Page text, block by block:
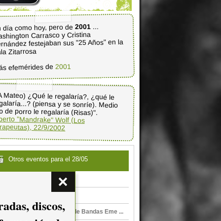
día como hoy, pero de2001 ...
Carrasco y Cristina
festejaban sus "25 Años" en la
Zitarrosa
efemérides de 2001
Mateo) ¿Qué le regalaría?, ¿qué le
(piensa y se sonríe). Medio
de porro le regalaría (Risas)".
"Mandrake" Wolf (Los
22/9/2002
Otros eventos para el 28/05
Ciclo de Rock House de Bandas Eme ...
discos,